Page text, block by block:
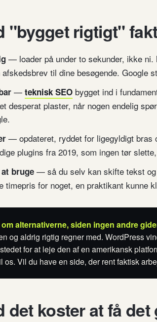
"bygget rigtigt"
— loader på under to sekunder, ikke
til dine besøgende. Google
— teknisk SEO bygget ind i
desperat plaster, når nogen endelig
— opdateret, ryddet for ligegyldigt bras
plugins fra 2019, som ingen tør
bruge — så du selv kan skifte tekst
timepris for noget, en praktikant kunne
alternativerne, siden ingen andre
og aldrig rigtig regner med. WordPress
for at leje den af en amerikansk
os. Vil du have en side, der rent faktisk
det koster at få